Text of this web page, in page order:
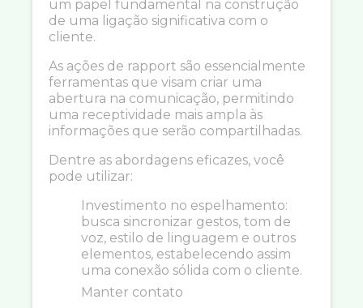
um papel fundamental na construção
de uma ligação significativa com o
cliente.
As ações de rapport são essencialmente
ferramentas que visam criar uma
abertura na comunicação, permitindo
uma receptividade mais ampla às
informações que serão compartilhadas.
Dentre as abordagens eficazes, você
pode utilizar:
Investimento no espelhamento:
busca sincronizar gestos, tom de
voz, estilo de linguagem e outros
elementos, estabelecendo assim
uma conexão sólida com o cliente.
Manter contato